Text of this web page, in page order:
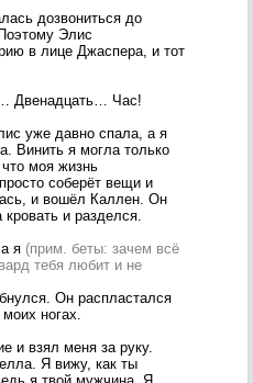
дозвониться до
Элис
в лице Джаспера, и тот
Двенадцать… Час!
уже давно спала, а я
Винить я могла только
моя жизнь
соберёт вещи и
и вошёл Каллен. Он
и разделся.
я (прим. беты: зачем всё
тебя любит и не
Он распластался
ногах.
и взял меня за руку.
Я вижу, как ты